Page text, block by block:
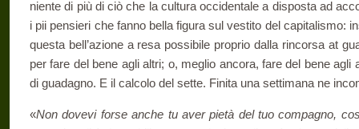
niente di più di ciò che la cultura occi­dentale a disposta ad
i pii pensieri che fanno bella figura sul vestito del capitalismo:
questa bell’azione a resa possibile pro­prio dalla rincorsa at
per fa­re del bene agli altri; o, meglio ancora, fare del bene agli
di guadagno. E il calcolo del sette. Fini­ta una settimana ne
«Non dovevi forse anche tu aver pietà del tuo compagno,